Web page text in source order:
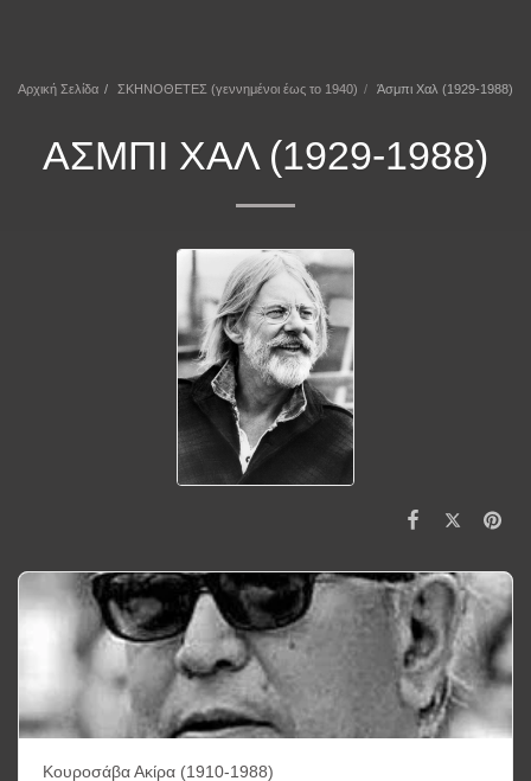
Αρχική Σελίδα ΣΚΗΝΟΘΕΤΕΣ (γεννημένοι έως το 1940) Άσμπι Χαλ (1929-1988)
ΆΣΜΠΙ ΧΑΛ (1929-1988)
Κουροσάβα Ακίρα (1910-1988)